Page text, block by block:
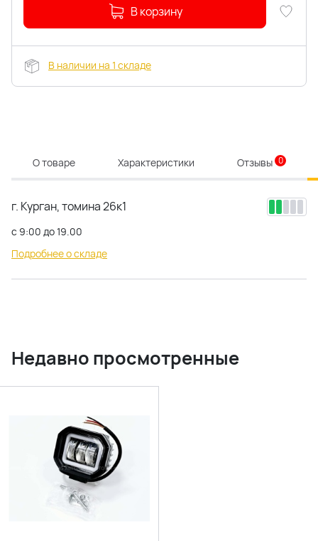
В корзину
В наличии на 1 складе
О товаре Характеристики Отзывы 0
г. Курган, томина 26к1
с 9:00 до 19.00
Подробнее о складе
Недавно просмотренные